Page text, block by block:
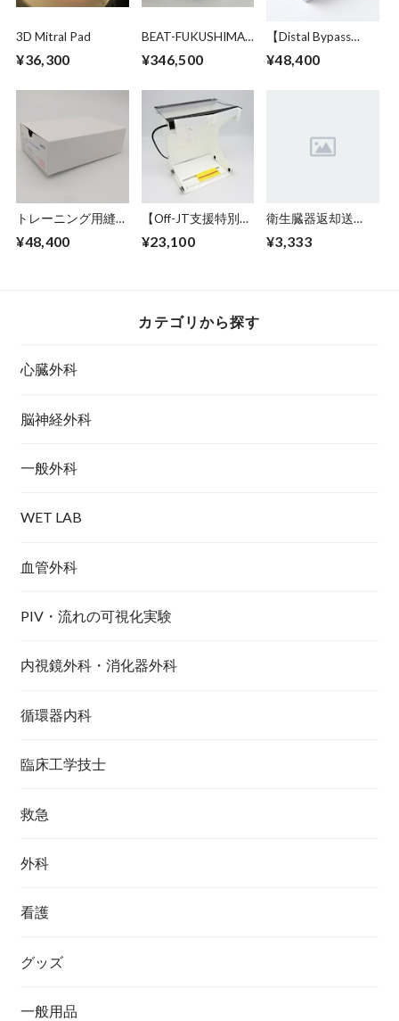
3D Mitral Pad
¥36,300
BEAT-FUKUSHIMA
限定 吻合強化訓練
¥346,500
【Distal Bypass
品】トレーニング用
¥48,400
トレーニング用縫合
未滅菌）税
¥48,400
【Off-JT支援特別価
Online Off-JT Kit 1
¥23,100
衛生臓器返却送
¥3,333
カテゴリから探す
心臓外科
脳神経外科
一般外科
WET LAB
血管外科
PIV・流れの可視化実験
内視鏡外科・消化器外科
循環器内科
臨床工学技士
救急
外科
看護
グッズ
一般用品